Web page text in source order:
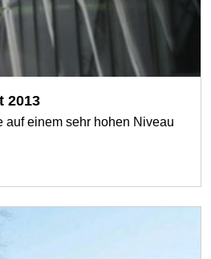
2013
auf einem sehr hohen Niveau